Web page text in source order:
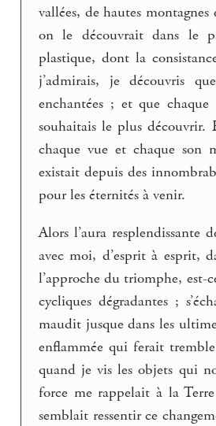
vallées, de hautes
on le découvrait dans le
plastique, dont la
j’admirais, je découvris
enchantées ; et que
souhaitais le plus découvrir.
chaque vue et chaque son
existait depuis des
pour les éternités à venir.
Alors l’aura
avec moi, d’esprit à esprit,
l’approche du triomphe, est-
cycliques dégradantes ;
maudit jusque dans les
enflammée qui ferait
quand je vis les objets qui
force me rappelait à la
semblait ressentir ce